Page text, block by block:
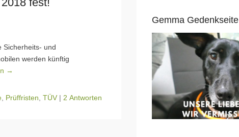
Sicherheits- und
werden künftig
→
Prüffristen TÜV | 2 Antworten
Gemma Gedenkseite